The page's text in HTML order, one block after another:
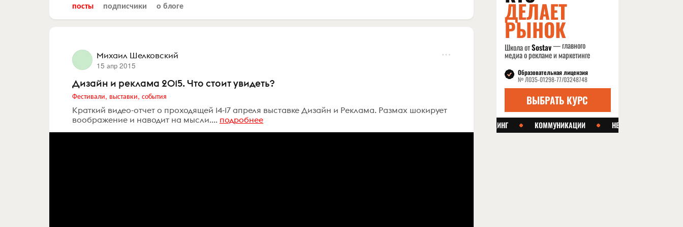
посты подписчики о блоге
Михаил Шелковский
15 апр 2015
Дизайн и реклама 2015. Что стоит увидеть?
Фестивали, выставки, события
Краткий видео-отчет о проходящей 14-17 апреля выставке Дизайн и Реклама. Размах шокирует
воображение и наводит на мысли.... подробнее